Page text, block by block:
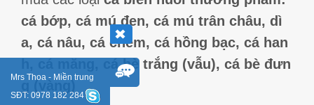
cá bớp, cá mú đen, cá mú trân châu, dì
a, cá nâu, cá chẽm, cá hồng bạc, cá han
h, cá măng, cá bè trắng (vẫu), cá bè đưn
Mrs Thoa - Miền trung
SĐT: 0978 182 284